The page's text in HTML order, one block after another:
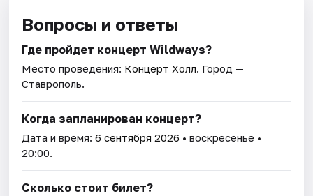
Вопросы и ответы
Где пройдет концерт Wildways?
Место проведения: Концерт Холл. Город —
Ставрополь.
Когда запланирован концерт?
Дата и время:6 сентября 2026 • воскресенье •
20:00.
Сколько стоит билет?